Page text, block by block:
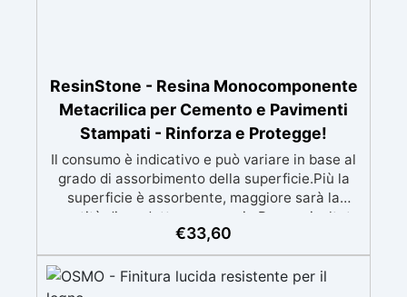
per consolidarle e renderle impermeabili.
ResinStone - Resina Monocomponente
Metacrilica per Cemento e Pavimenti
Stampati - Rinforza e Protegge!
Il consumo è indicativo e può variare in base al
grado di assorbimento della superficie.Più la
superficie è assorbente, maggiore sarà la
quantità di prodotto necessaria.Per un risultato
ottimale, consigliamo di acquistare una
quantità sufficiente per l’applicazione di almeno
due mani. ✅ Resina metacrilica
monocomponente per consolidare e proteggere
€33,60